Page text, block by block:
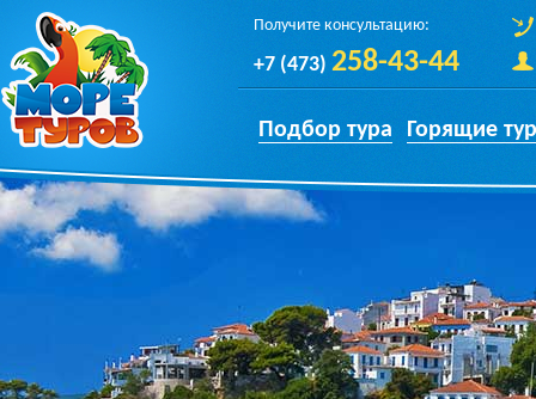
Перейти к основному содержанию
Получите консультацию:
+7 (473) 258-43-44
Подбор тура Горящие